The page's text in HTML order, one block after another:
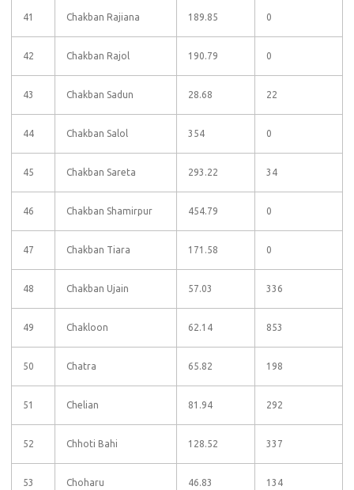
41 Chakban Rajiana 189.85 0
42 Chakban Rajol 190.79 0
43 Chakban Sadun 28.68 22
44 Chakban Salol 354 0
45 Chakban Sareta 293.22 34
46 Chakban Shamirpur 454.79 0
47 Chakban Tiara 171.58 0
48 Chakban Ujain 57.03 336
49 Chakloon 62.14 853
50 Chatra 65.82 198
51 Chelian 81.94 292
52 Chhoti Bahi 128.52 337
53 Choharu 46.83 134